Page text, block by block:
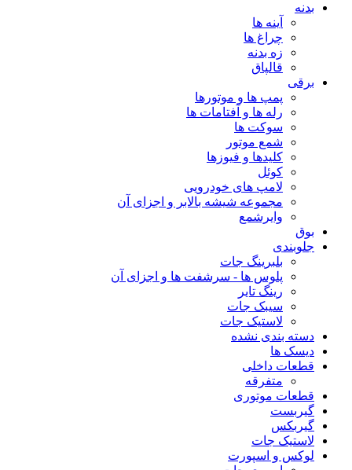
بدنه
آینه ها
چراغ ها
زه بدنه
قالپاق
برقی
پمپ ها و موتورها
رله ها و آفتامات ها
سوکت ها
شمع موتور
کلیدها و فیوزها
کوئل
لامپ های خودرویی
مجموعه شیشه بالابر و اجزای آن
وایرشمع
بوق
جلوبندی
بلبرینگ جات
پلوس ها - سرشفت ها و اجزای آن
رینگ تایر
سیبک جات
لاستیک جات
دسته بندی نشده
دیسک ها
قطعات داخلی
متفرقه
قطعات موتوری
گیربست
گیربکس
لاستیک جات
لوکس و اسپورت